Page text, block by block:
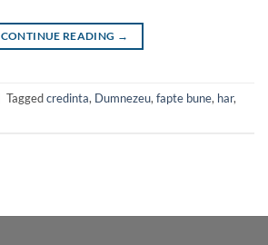
CONTINUE READING →
Taggedcredinta, Dumnezeu, fapte bune, har,